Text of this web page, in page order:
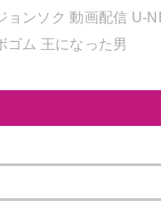
ョンソク 動画配信 U-
ゴム 王になった男